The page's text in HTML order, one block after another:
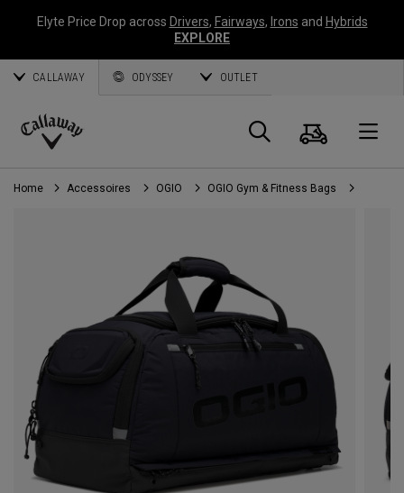
Elyte Price Drop across Drivers, Fairways, Irons and Hybrids
EXPLORE
CALLAWAY ODYSSEY OUTLET
Callaway
Golf
Panier
Home Accessoires OGIO OGIO Gym & Fitness Bags